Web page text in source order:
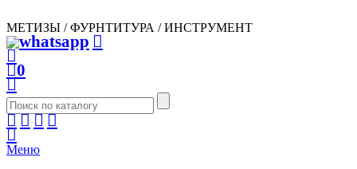
МЕТИЗЫ / ФУРНТИТУРА / ИНСТРУМЕНТ
0
Меню